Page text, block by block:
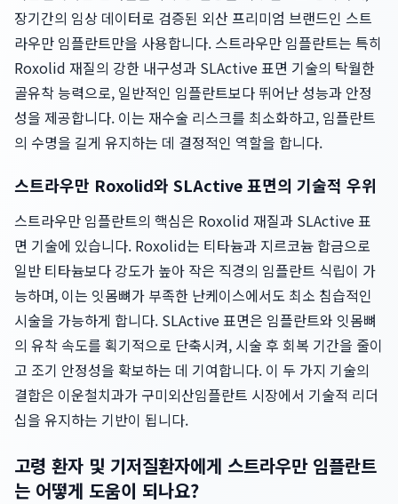
장기간의 임상 데이터로 검증된 외산 프리미엄 브랜드인 스트
라우만 임플란트만을 사용합니다. 스트라우만 임플란트는 특히
Roxolid 재질의 강한 내구성과 SLActive 표면 기술의 탁월한
골유착 능력으로, 일반적인 임플란트보다 뛰어난 성능과 안정
성을 제공합니다. 이는 재수술 리스크를 최소화하고, 임플란트
의 수명을 길게 유지하는 데 결정적인 역할을 합니다.
스트라우만 Roxolid와 SLActive 표면의 기술적 우위
스트라우만 임플란트의 핵심은 Roxolid 재질과 SLActive 표
면 기술에 있습니다. Roxolid는 티타늄과 지르코늄 합금으로
일반 티타늄보다 강도가 높아 작은 직경의 임플란트 식립이 가
능하며, 이는 잇몸뼈가 부족한 난케이스에서도 최소 침습적인
시술을 가능하게 합니다. SLActive 표면은 임플란트와 잇몸뼈
의 유착 속도를 획기적으로 단축시켜, 시술 후 회복 기간을 줄이
고 조기 안정성을 확보하는 데 기여합니다. 이 두 가지 기술의
결합은 이운철치과가 구미외산임플란트 시장에서 기술적 리더
십을 유지하는 기반이 됩니다.
고령 환자 및 기저질환자에게 스트라우만 임플란트
는 어떻게 도움이 되나요?